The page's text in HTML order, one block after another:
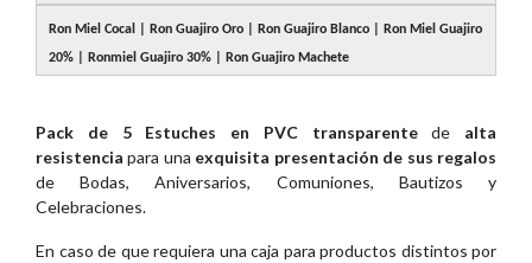
Ron Miel Cocal | Ron Guajiro Oro | Ron Guajiro Blanco | Ron Miel Guajiro
20% | Ronmiel Guajiro 30% | Ron Guajiro Machete
Pack de 5 Estuches en PVC transparentede alta
resistencia para una exquisita presentación de sus regalos
de Bodas, Aniversarios, Comuniones, Bautizos y
Celebraciones.
En caso de que requiera una caja para productos distintos por